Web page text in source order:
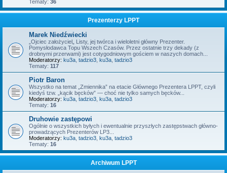
Tematy: 36
Prezenterzy LPPT
Marek Niedźwiecki
„Ojciec założyciel„ Listy, jej twórca i wieloletni główny Prezenter.
Pomysłodawca Topu Wszech Czasów. Przez ostatnie trzy dekady (z
drobnymi przerwami) jest cotygodniowym gościem w naszych domach...
Moderatorzy: ku3a tadzio3 ku3a tadzio3
Tematy: 117
Piotr Baron
Wszystko na temat „Zmiennika” na etacie Głównego Prezentera LPPT, czyli
kiedyś tzw. „kącik bęcków” — choć nie tylko samych bęcków...
Moderatorzy: ku3a tadzio3 ku3a tadzio3
Tematy: 16
Druhowie zastępowi
Ogólnie o wszystkich byłych i ewentualnie przyszłych zastępstwach główno-
prowadzących Prezenterów LP3...
Moderatorzy: ku3a tadzio3 ku3a tadzio3
Tematy: 16
Archiwum LPPT